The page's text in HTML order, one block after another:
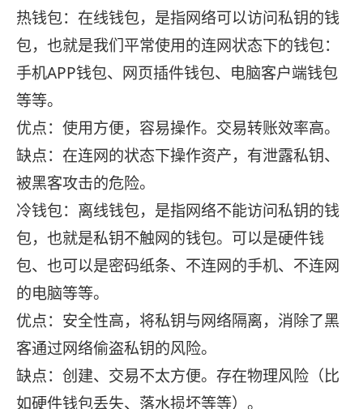
热钱包：在线钱包，是指网络可以访问私钥的钱
包，也就是我们平常使用的连网状态下的钱包：
手机APP钱包、网页插件钱包、电脑客户端钱包
等等。
优点：使用方便，容易操作。交易转账效率高。
缺点：在连网的状态下操作资产，有泄露私钥、
被黑客攻击的危险。
冷钱包：离线钱包，是指网络不能访问私钥的钱
包，也就是私钥不触网的钱包。可以是硬件钱
包、也可以是密码纸条、不连网的手机、不连网
的电脑等等。
优点：安全性高，将私钥与网络隔离，消除了黑
客通过网络偷盗私钥的风险。
缺点：创建、交易不太方便。存在物理风险（比
如硬件钱包丢失、落水损坏等等）。